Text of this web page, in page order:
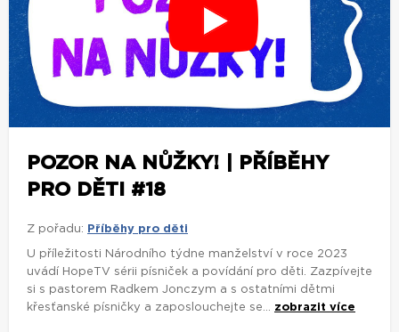
POZOR NA NŮŽKY! | PŘÍBĚHY
PRO DĚTI #18
Z pořadu: Příběhy pro děti
U příležitosti Národního týdne manželství v roce 2023
uvádí HopeTV sérii písniček a povídání pro děti. Zazpívejte
si s pastorem Radkem Jonczym a s ostatními dětmi
křesťanské písničky a zaposlouchejte se... zobrazit více